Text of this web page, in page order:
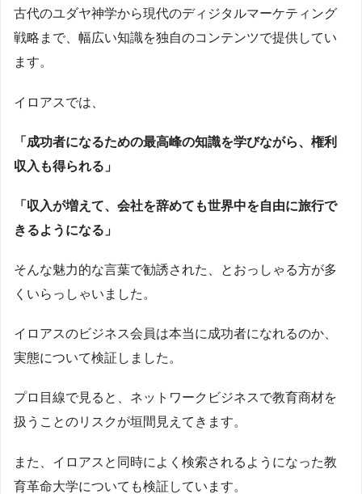
古代のユダヤ神学から現代のディジタルマーケティング
戦略まで、幅広い知識を独自のコンテンツで提供してい
ます。
イロアスでは、
「成功者になるための最高峰の知識を学びながら、権利
収入も得られる」
「収入が増えて、会社を辞めても世界中を自由に旅行で
きるようになる」
そんな魅力的な言葉で勧誘された、とおっしゃる方が多
くいらっしゃいました。
イロアスのビジネス会員は本当に成功者になれるのか、
実態について検証しました。
プロ目線で見ると、ネットワークビジネスで教育商材を
扱うことのリスクが垣間見えてきます。
また、イロアスと同時によく検索されるようになった教
育革命大学についても検証しています。